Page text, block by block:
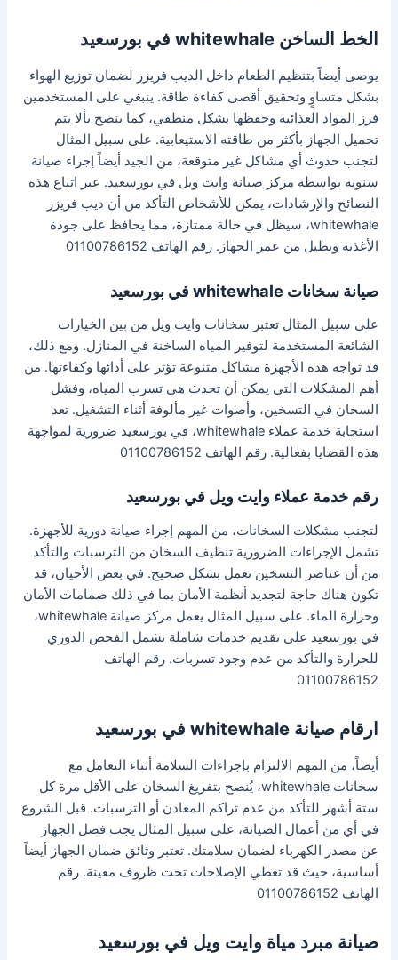
الخط الساخن whitewhale في بورسعيد
يوصى أيضاً بتنظيم الطعام داخل الديب فريزر لضمان توزيع الهواء
بشكل متساوٍ وتحقيق أقصى كفاءة طاقة. ينبغي على المستخدمين
فرز المواد الغذائية وحفظها بشكل منطقي، كما ينصح بألا يتم
تحميل الجهاز بأكثر من طاقته الاستيعابية. على سبيل المثال
لتجنب حدوث أي مشاكل غير متوقعة، من الجيد أيضاً إجراء صيانة
سنوية بواسطة مركز صيانة وايت ويل في بورسعيد. عبر اتباع هذه
النصائح والإرشادات، يمكن للأشخاص التأكد من أن ديب فريزر
whitewhale، سيظل في حالة ممتازة، مما يحافظ على جودة
الأغذية ويطيل من عمر الجهاز. رقم الهاتف 01100786152
صيانة سخانات whitewhale في بورسعيد
على سبيل المثال تعتبر سخانات وايت ويل من بين الخيارات
الشائعة المستخدمة لتوفير المياه الساخنة في المنازل. ومع ذلك،
قد تواجه هذه الأجهزة مشاكل متنوعة تؤثر على أدائها وكفاءتها. من
أهم المشكلات التي يمكن أن تحدث هي تسرب المياه، وفشل
السخان في التسخين، وأصوات غير مألوفة أثناء التشغيل. تعد
استجابة خدمة عملاء whitewhale، في بورسعيد ضرورية لمواجهة
هذه القضايا بفعالية. رقم الهاتف 01100786152
رقم خدمة عملاء وايت ويل في بورسعيد
لتجنب مشكلات السخانات، من المهم إجراء صيانة دورية للأجهزة.
تشمل الإجراءات الضرورية تنظيف السخان من الترسبات والتأكد
من أن عناصر التسخين تعمل بشكل صحيح. في بعض الأحيان، قد
تكون هناك حاجة لتجديد أنظمة الأمان بما في ذلك صمامات الأمان
وحرارة الماء. على سبيل المثال يعمل مركز صيانة whitewhale،
في بورسعيد على تقديم خدمات شاملة تشمل الفحص الدوري
للحرارة والتأكد من عدم وجود تسربات. رقم الهاتف
01100786152
ارقام صيانة whitewhale في بورسعيد
أيضاً، من المهم الالتزام بإجراءات السلامة أثناء التعامل مع
سخانات whitewhale، يُنصح بتفريغ السخان على الأقل مرة كل
ستة أشهر للتأكد من عدم تراكم المعادن أو الترسبات. قبل الشروع
في أي من أعمال الصيانة، على سبيل المثال يجب فصل الجهاز
عن مصدر الكهرباء لضمان سلامتك. تعتبر وثائق ضمان الجهاز أيضاً
أساسية، حيث قد تغطي الإصلاحات تحت ظروف معينة. رقم
الهاتف 01100786152
صيانة مبرد مياة وايت ويل في بورسعيد